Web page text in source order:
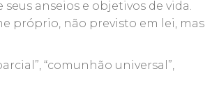
anseios e objetivos de vida.
próprio, não previsto em lei, mas
“comunhão universal”,